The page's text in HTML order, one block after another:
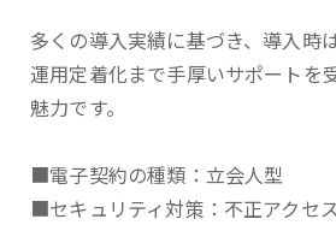
多くの導入実績に基づき、導入時
運用定着化まで手厚いサポートを
魅力です。
■電子契約の種類：立会人型
■セキュリティ対策：不正アクセ